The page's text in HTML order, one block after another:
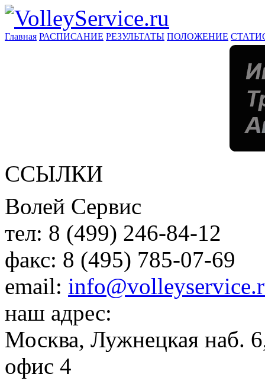
Главная РАСПИСАНИЕ РЕЗУЛЬТАТЫ ПОЛОЖЕНИЕ
ССЫЛКИ
Волей Сервис
тел: 8 (499) 246-84-12
факс: 8 (495) 785-07-69
email:
наш адрес:
Москва, Лужнецкая наб.
офис 4